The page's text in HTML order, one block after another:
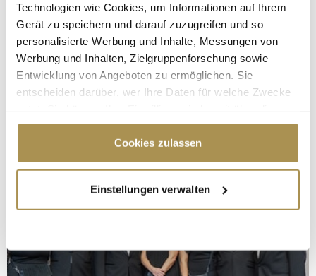
Technologien wie Cookies, um Informationen auf Ihrem
Gerät zu speichern und darauf zuzugreifen und so
personalisierte Werbung und Inhalte, Messungen von
Werbung und Inhalten, Zielgruppenforschung sowie
Entwicklung von Angeboten zu ermöglichen. Sie
entscheiden darüber, wer Ihre Daten für welche Zwecke
Cookie-Erklärung oder durch Klicken auf das Privacy
Trigger Symbol ändern oder widerrufen
Informationen über Ihre geografische Lage
erfassen, welche bis auf einige Meter genau sein
bestimmten Merkmalen (Fingerprinting) identifizieren
Cookies zulassen
Einstellungen verwalten